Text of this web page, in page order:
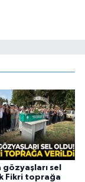
gözyaşları sel
Fikri toprağa